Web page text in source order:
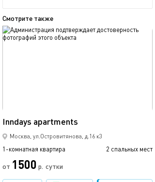
Смотрите также
Inndays apartments
Москва, ул.Островитянова, д.16 к3
1-комнатная квартира 2 спальных мест
от 1500 р. сутки
обновлено 07.08.2026